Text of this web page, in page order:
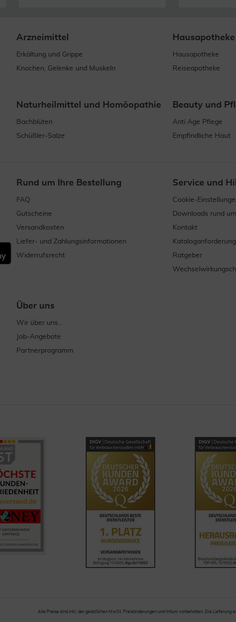
Arzneimittel
Erkältung und Grippe
Knochen, Gelenke und Muskeln
Hausapotheke
Hausapotheke
Reiseapotheke
Naturheilmittel und Homöopathie
Bachblüten
Schüßler-Salze
Beauty und
Anti Age Pflege
Empfindliche Haut
Rund um Ihre Bestellung
FAQ
Gutscheine
Versandkosten
Liefer- und Zahlungsinformationen
Widerrufsrecht
Service und
Cookie-
Downloads rund
Kontakt
Kataloganforderung
Ratgeber
Über uns
Wir über uns...
Job-Angebote
Partnerprogramm
Alle Preise sind inkl. der gestzlichen MwSt. Preisänderungen und Irrtum vorbehalten. Die Lieferung